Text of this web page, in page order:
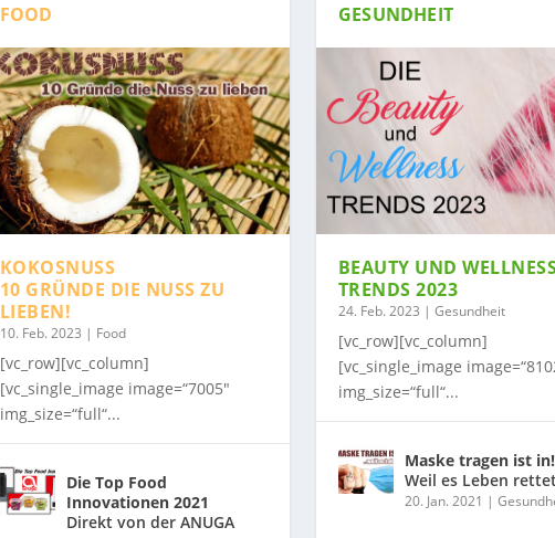
FOOD
KOKOSNUSS
10 GRÜNDE DIE NUSS ZU
LIEBEN!
10. Feb. 2023 | Food
[vc_row][vc_column]
[vc_single_image image=“7005″
img_size=“full“...
Die Top Food
Innovationen 2021
Direkt von der ANUGA
GESUNDHEIT
BEAUTY UND
TRENDS 2023
24. Feb. 2023 | Gesundheit
[vc_row][vc_column]
[vc_single_image
img_size=“full“...
Maske tragen ist in!
Weil es Leben
20. Jan. 2021 |